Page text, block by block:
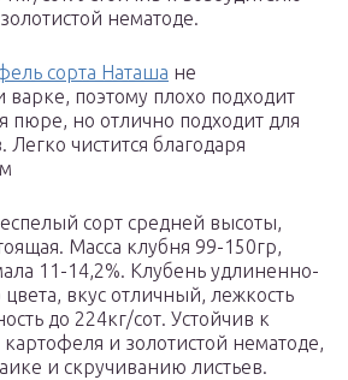
нематоде.
сорта Наташа не
варке, поэтому плохо подходит
пюре, но отлично подходит для
Легко чистится благодаря
сорт средней высоты,
Масса клубня 99-150гр,
11-14,2%. Клубень удлиненно-
вкус отличный, лежкость
до 224кг/сот. Устойчив к
и золотистой нематоде,
и скручиванию листьев.